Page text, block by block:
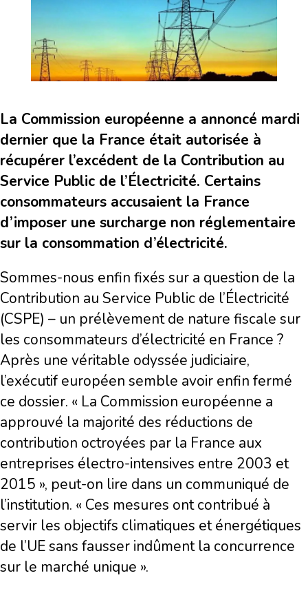
La Commission européenne a annoncé mardi
dernier que la France était autorisée à
récupérer l’excédent de la Contribution au
Service Public de l’Électricité. Certains
consommateurs accusaient la France
d’imposer une surcharge non réglementaire
sur la consommation d’électricité.
Sommes-nous enfin fixés sur a question de la
Contribution au Service Public de l’Électricité
(CSPE) – un prélèvement de nature fiscale sur
les consommateurs d’électricité en France ?
Après une véritable odyssée judiciaire,
l’exécutif européen semble avoir enfin fermé
ce dossier. « La Commission européenne a
approuvé la majorité des réductions de
contribution octroyées par la France aux
entreprises électro-intensives entre 2003 et
2015 », peut-on lire dans un communiqué de
l’institution. « Ces mesures ont contribué à
servir les objectifs climatiques et énergétiques
de l’UE sans fausser indûment la concurrence
sur le marché unique ».